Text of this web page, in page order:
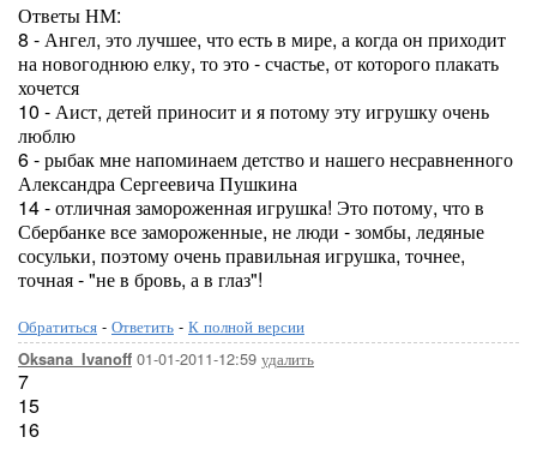
Ответы НМ:
8 - Ангел, это лучшее, что есть в мире, а когда он приходит
на новогоднюю елку, то это - счастье, от которого плакать
хочется
10 - Аист, детей приносит и я потому эту игрушку очень
люблю
6 - рыбак мне напоминаем детство и нашего несравненного
Александра Сергеевича Пушкина
14 - отличная замороженная игрушка! Это потому, что в
Сбербанке все замороженные, не люди - зомбы, ледяные
сосульки, поэтому очень правильная игрушка, точнее,
точная - "не в бровь, а в глаз"!
Обратиться - Ответить - К полной версии
Oksana_Ivanoff 01-01-2011-12:59 удалить
7
15
16